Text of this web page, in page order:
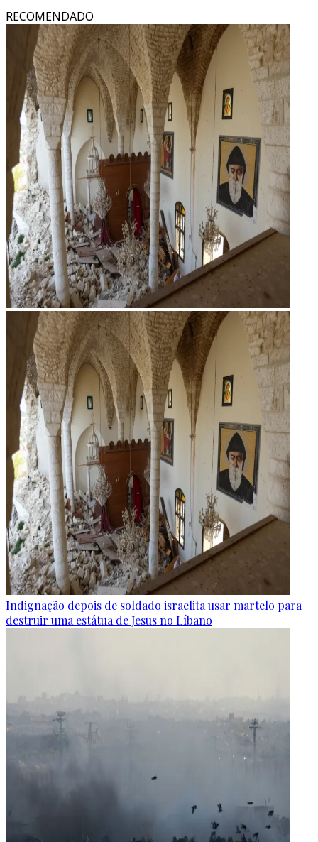
RECOMENDADO
Indignação depois de soldado israelita usar martelo para
destruir uma estátua de Jesus no Líbano